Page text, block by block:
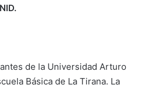
de la Universidad Arturo
Básica de La Tirana. La